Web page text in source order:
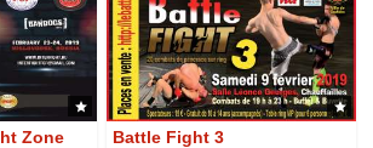
Zone Battle Fight 3